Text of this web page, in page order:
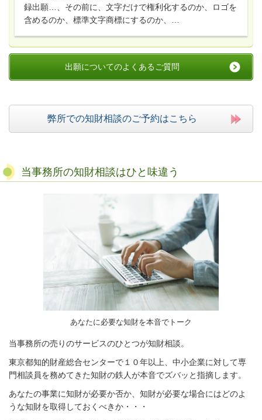
録出願…、その前に、文字だけで権利化するのか、ロゴを
含めるのか、標準文字商標にするのか、…
出願についてのよくあるご質問
弊所での知財相談のご予約はこちら
当事務所の知財相談はひと味違う
あなたに必要な知財を本音でトーク
当事務所の売りのサービスのひとつが知財相談。
東京都知的財産総合センターで１０年以上、中小企業に対して専
門相談員を務めてきた知財の鉄人が本音でズバッと指摘します。
あなたの事業に知財が必要か否か、知財が必要な場合にはどのよ
うな知財を取得しておくべきか・・・